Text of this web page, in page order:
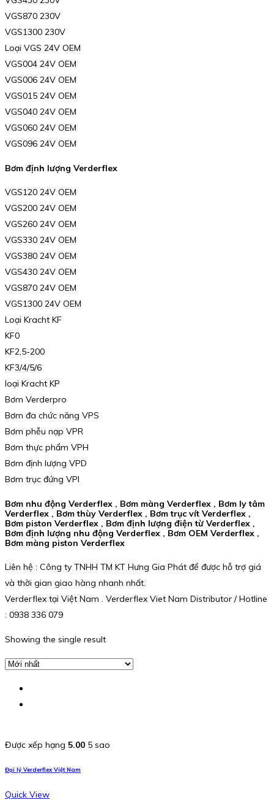
VGS870 230V
VGS1300 230V
Loại VGS 24V OEM
VGS004 24V OEM
VGS006 24V OEM
VGS015 24V OEM
VGS040 24V OEM
VGS060 24V OEM
VGS096 24V OEM
Bơm định lượng Verderflex
VGS120 24V OEM
VGS200 24V OEM
VGS260 24V OEM
VGS330 24V OEM
VGS380 24V OEM
VGS430 24V OEM
VGS870 24V OEM
VGS1300 24V OEM
Loại Kracht KF
KF0
KF2,5-200
KF3/4/5/6
loại Kracht KP
Bơm Verderpro
Bơm đa chức năng VPS
Bơm phễu nạp VPR
Bơm thực phẩm VPH
Bơm định lượng VPD
Bơm trục đứng VPI
Bơm nhu động Verderflex , Bơm màng Verderflex , Bơm ly tâm
Verderflex , Bơm thùy Verderflex , Bơm trục vít Verderflex ,
Bơm piston Verderflex , Bơm định lượng điện từ Verderflex ,
Bơm định lượng nhu động Verderflex , Bơm OEM Verderflex ,
Bơm màng piston Verderflex
Liên hệ : Công ty TNHH TM KT Hưng Gia Phát để được hỗ trợ giá
và thời gian giao hàng nhanh nhất.
Verderflex tại Việt Nam . Verderflex Viet Nam Distributor / Hotline
: 0938 336 079
Showing the single result
Được xếp hạng 5.00 5 sao
Đại lý Verderflex Việt Nam
Quick View